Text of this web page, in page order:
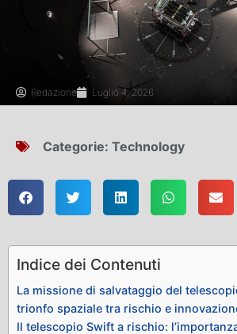
Redazione Luglio 4, 2026
Categorie: Technology
Indice dei Contenuti
La missione di salvataggio del
trionfo spaziale tra rischio e
Il telescopio Swift a rischio: